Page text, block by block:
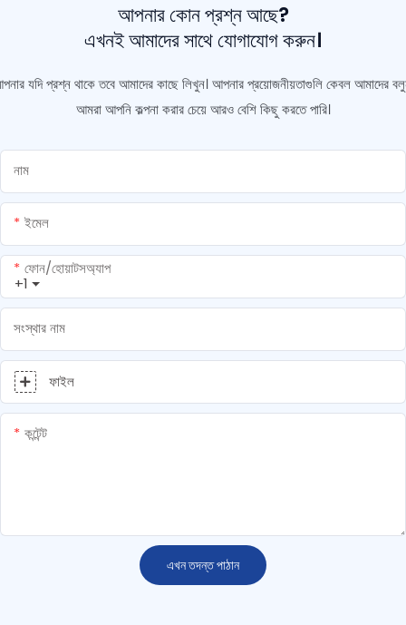
আপনার কোন প্রশ্ন আছে?
এখনই আমাদের সাথে যোগাযোগ করুন।
যদি প্রশ্ন থাকে তবে আমাদের কাছে লিখুন। আপনার প্রয়োজনীয়তাগুলি কেবল আমাদের
আমরা আপনি কল্পনা করার চেয়ে আরও বেশি কিছু করতে পারি।
নাম
ইমেল
+1
ফোন/হোয়াটসঅ্যাপ
সংস্থার নাম
ফাইল
কন্টেন্ট
এখন তদন্ত পাঠান